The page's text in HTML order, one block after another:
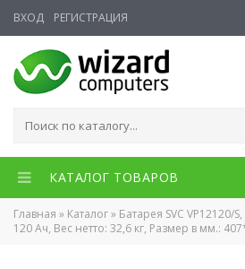
ВХОД РЕГИСТРАЦИЯ
КАТАЛОГ ТОВАРОВ
Главная » Каталог» Батарея SVC VP12120/
120 Ач, Вес нетто: 32,6 кг, Размер в мм.: